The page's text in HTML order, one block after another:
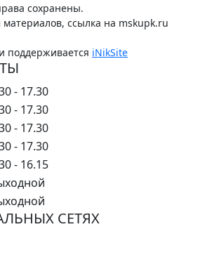
сохранены.
ссылка на mskupk.ru
поддерживается iNikSite
- 17.30
- 17.30
- 17.30
- 17.30
- 16.15
СЕТЯХ